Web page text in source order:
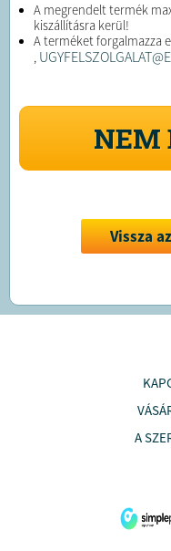
A megrendelt termék
kiszállításra kerül!
A terméket forgalmazza
,
NEM
Vissza
A